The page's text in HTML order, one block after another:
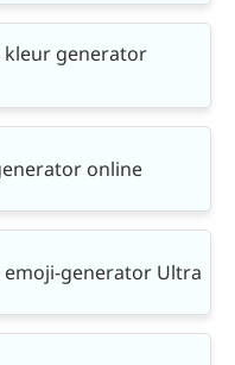
kleur generator
online
generator Ultra